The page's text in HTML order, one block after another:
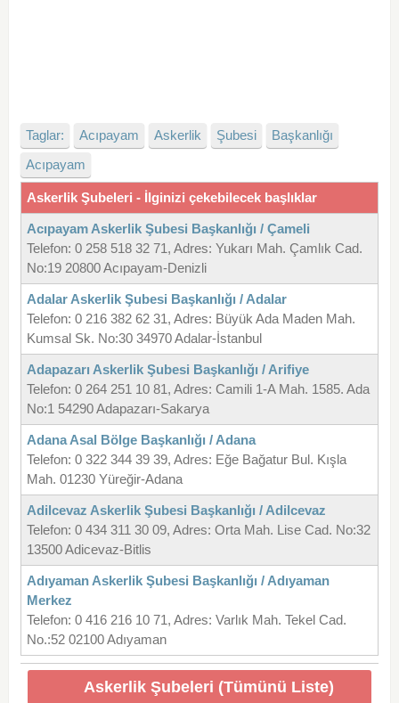
Taglar: Acıpayam Askerlik Şubesi
Başkanlığı
Acıpayam
Askerlik Şubeleri - İlginizi çekebilecek başlıklar
Acıpayam Askerlik Şubesi Başkanlığı / Çameli
Telefon: 0 258 518 32 71, Adres: Yukarı Mah. Çamlık Cad.
No:19 20800 Acıpayam-Denizli
Adalar Askerlik Şubesi Başkanlığı / Adalar
Telefon: 0 216 382 62 31, Adres: Büyük Ada Maden Mah.
Kumsal Sk. No:30 34970 Adalar-İstanbul
Adapazarı Askerlik Şubesi Başkanlığı / Arifiye
Telefon: 0 264 251 10 81, Adres: Camili 1-A Mah. 1585. Ada
No:1 54290 Adapazarı-Sakarya
Adana Asal Bölge Başkanlığı / Adana
Telefon: 0 322 344 39 39, Adres: Eğe Bağatur Bul. Kışla
Mah. 01230 Yüreğir-Adana
Adilcevaz Askerlik Şubesi Başkanlığı / Adilcevaz
Telefon: 0 434 311 30 09, Adres: Orta Mah. Lise Cad. No:32
13500 Adicevaz-Bitlis
Adıyaman Askerlik Şubesi Başkanlığı / Adıyaman
Merkez
Telefon: 0 416 216 10 71, Adres: Varlık Mah. Tekel Cad.
No.:52 02100 Adıyaman
Askerlik Şubeleri (Tümünü Liste)